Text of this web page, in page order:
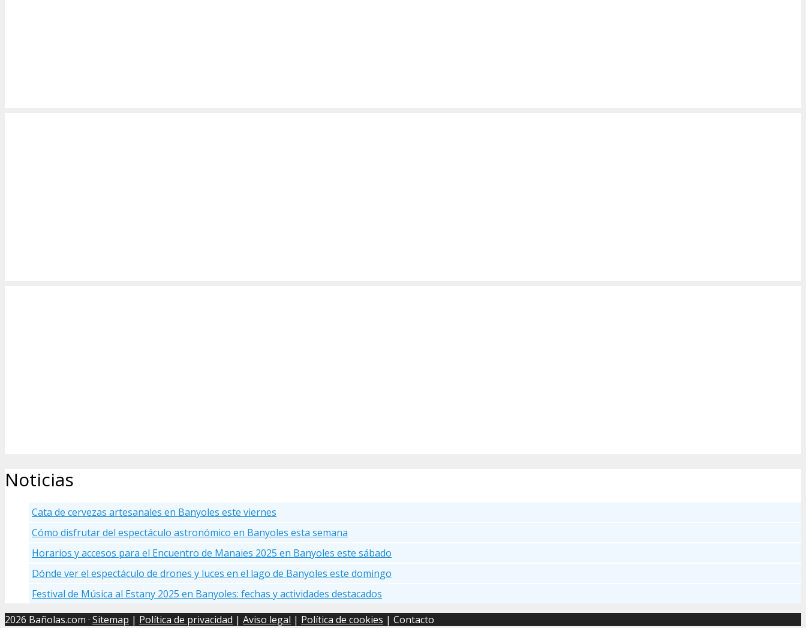
Noticias
Cata de cervezas artesanales en Banyoles este viernes
Cómo disfrutar del espectáculo astronómico en Banyoles esta semana
Horarios y accesos para el Encuentro de Manaies 2025 en Banyoles este sábado
Dónde ver el espectáculo de drones y luces en el lago de Banyoles este domingo
Festival de Música al Estany 2025 en Banyoles: fechas y actividades destacados
2026 Bañolas.com · Sitemap | Política de privacidad | Aviso legal | Política de cookies | Contacto